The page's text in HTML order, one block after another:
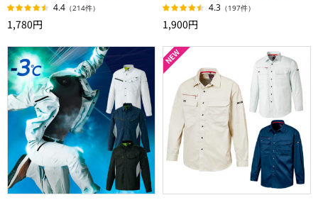
4.4 （214件）
1,780円
4.3 （197件）
1,900円